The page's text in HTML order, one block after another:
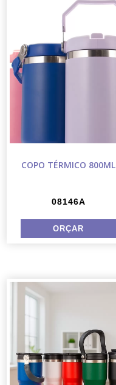
COPO TÉRMICO 800ML
08146A